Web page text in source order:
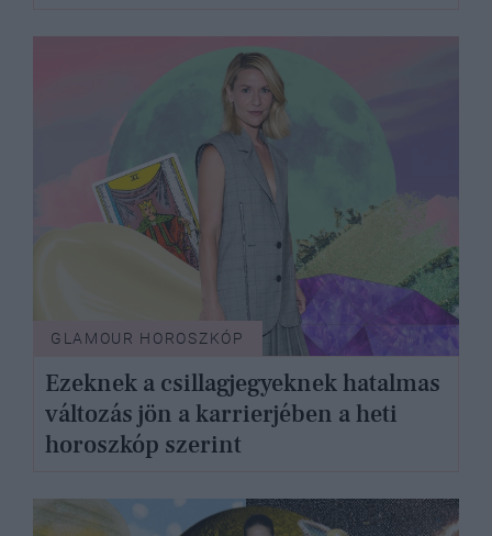
GLAMOUR HOROSZKÓP
Ezeknek a csillagjegyeknek hatalmas
változás jön a karrierjében a heti
horoszkóp szerint